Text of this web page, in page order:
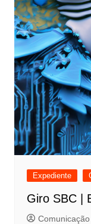
Expediente
Giro SBC |